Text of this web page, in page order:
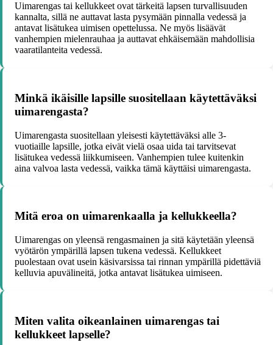
Uimarengas tai kellukkeet ovat tärkeitä lapsen turvallisuuden
kannalta, sillä ne auttavat lasta pysymään pinnalla vedessä ja
antavat lisätukea uimisen opettelussa. Ne myös lisäävät
vanhempien mielenrauhaa ja auttavat ehkäisemään mahdollisia
vaaratilanteita vedessä.
Minkä ikäisille lapsille suositellaan käytettäväksi
uimarengasta?
Uimarengasta suositellaan yleisesti käytettäväksi alle 3-
vuotiaille lapsille, jotka eivät vielä osaa uida tai tarvitsevat
lisätukea vedessä liikkumiseen. Vanhempien tulee kuitenkin
aina valvoa lasta vedessä, vaikka tämä käyttäisi uimarengasta.
Mitä eroa on uimarenkaalla ja kellukkeella?
Uimarengas on yleensä rengasmainen ja sitä käytetään yleensä
vyötärön ympärillä lapsen tukena vedessä. Kellukkeet
puolestaan ovat usein käsivarsissa tai rinnan ympärillä pidettäviä
kelluvia apuvälineitä, jotka antavat lisätukea uimiseen.
Miten valita oikeanlainen uimarengas tai
kellukkeet lapselle?